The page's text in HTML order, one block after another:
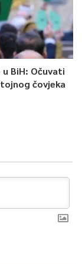
BiH: Očuvati
čovjeka